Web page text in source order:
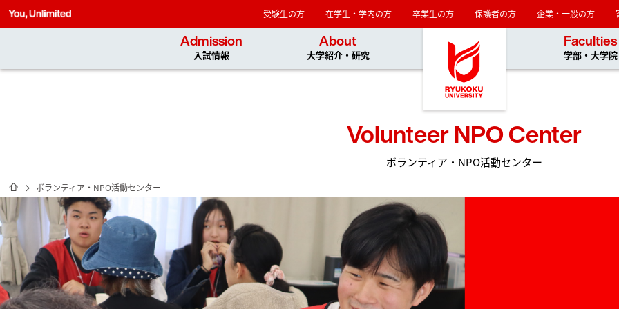
龍谷
受験生の方 在学生・学内の方 卒業生の方 保護者の方 企業・一般の方
Admission
入試情報
About
大学紹介・研究
Faculties
学部・大学院
Volunteer NPO Center
ボランティア・NPO活動センター
ホーム
ボランティア・NPO活動センター